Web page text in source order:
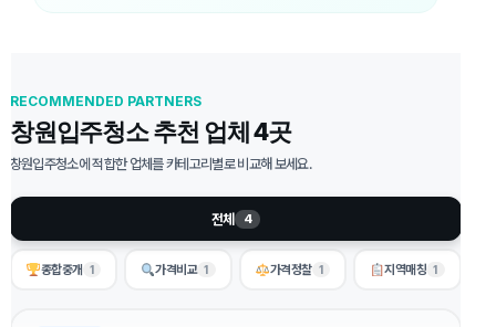
RECOMMENDED PARTNERS
창원입주청소 추천 업체 4곳
창원입주청소에 적합한 업체를 카테고리별로 비교해 보세요.
전체 4
종합중개 1 가격비교 1 가격정찰 1 지역매칭 1